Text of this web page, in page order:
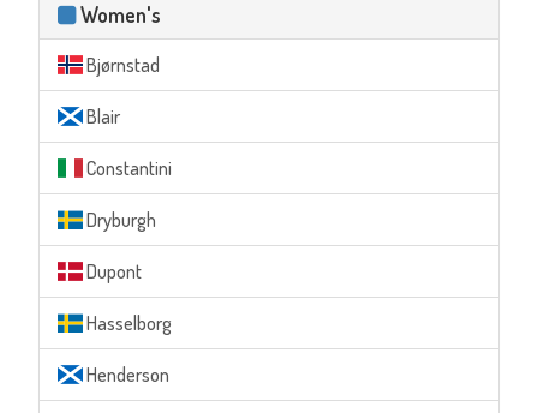
Women's
Bjørnstad
Blair
Constantini
Dryburgh
Dupont
Hasselborg
Henderson